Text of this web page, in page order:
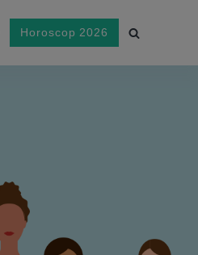
Horoscop 2026